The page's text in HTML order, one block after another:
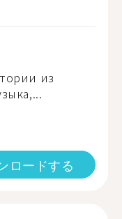
из
ロードする